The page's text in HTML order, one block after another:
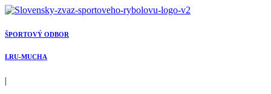
Preskočiť
obsah
ŠPORTOVÝ ODBOR
LRU-MUCHA
|